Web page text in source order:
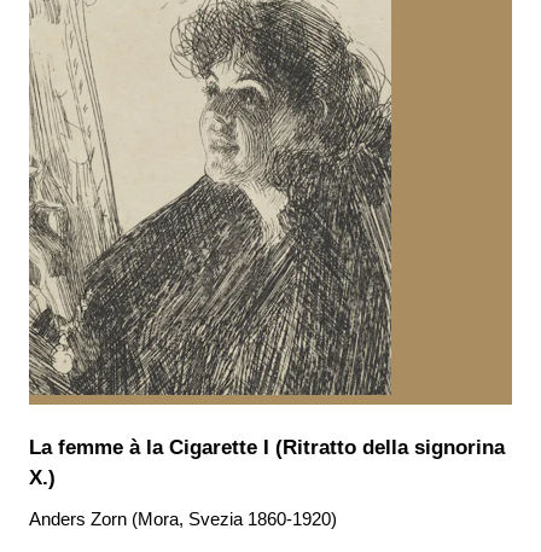
La femme à la Cigarette I (Ritratto della signorina
X.)
Anders Zorn (Mora, Svezia 1860-1920)